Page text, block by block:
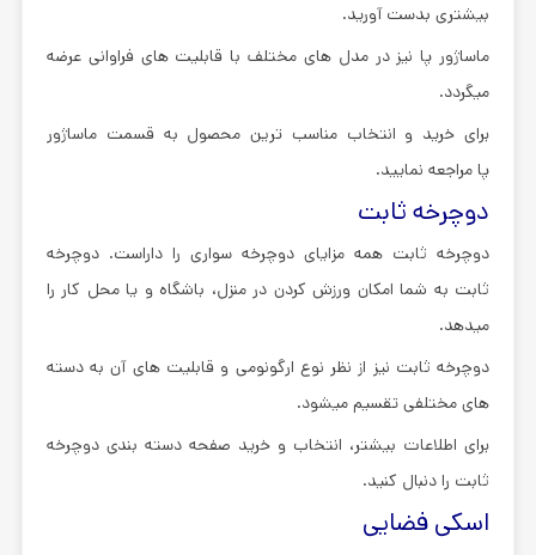
بیشتری بدست آورید.
ماساژور پا نیز در مدل های مختلف با قابلیت های فراوانی عرضه
میگردد.
برای خرید و انتخاب مناسب ترین محصول به قسمت ماساژور
پا مراجعه نمایید.
دوچرخه ثابت
دوچرخه ثابت همه مزایای دوچرخه سواری را داراست. دوچرخه
ثابت به شما امکان ورزش کردن در منزل، باشگاه و یا محل کار را
میدهد.
دوچرخه ثابت نیز از نظر نوع ارگونومی و قابلیت های آن به دسته
های مختلفی تقسیم میشود.
برای اطلاعات بیشتر، انتخاب و خرید صفحه دسته بندی دوچرخه
ثابت را دنبال کنید.
اسکی فضایی